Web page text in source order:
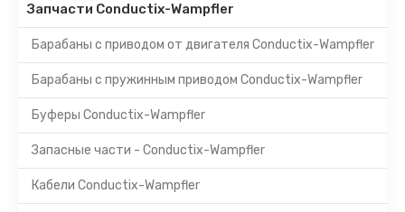
Запчасти Conductix-Wampfler
Барабаны с приводом от двигателя Conductix-Wampfler
Барабаны с пружинным приводом Conductix-Wampfler
Буферы Conductix-Wampfler
Запасные части - Conductix-Wampfler
Кабели Conductix-Wampfler